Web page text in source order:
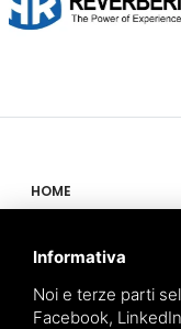
HOME
MARCHI
SITEMAP
Informativa
Noi e terze parti
Facebook,